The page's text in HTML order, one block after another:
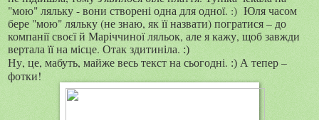
"мою" ляльку - вони створені одна для одної. :) Юля часом
бере "мою" ляльку (не знаю, як її назвати) погратися – до
компанії своєї й Маріччиної ляльок, але я кажу, щоб завжди
вертала її на місце. Отак здитиніла. :)
Ну, це, мабуть, майже весь текст на сьогодні. :) А тепер –
фотки!